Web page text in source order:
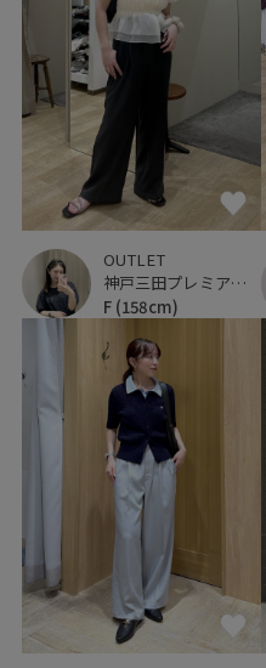
OUTLET
神戸三田プレミアム・アウトレット
F (158cm)